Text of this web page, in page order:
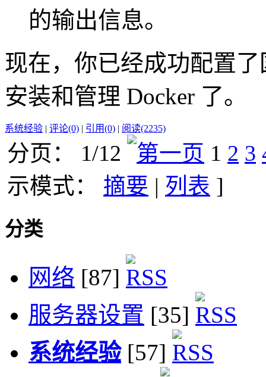
的输出信息。
现在，你已经成功配置
安装和管理 Docker 了。
系统经验 | 评论(0) | 引用(0) | 阅读(2235)
分页： 1/12 1 2 3
示模式： 摘要 | 列表 ]
分类
网络 [87]
服务器设置 [35]
系统经验[57]